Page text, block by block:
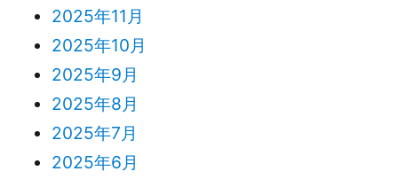
2025年11月
2025年10月
2025年9月
2025年8月
2025年7月
2025年6月